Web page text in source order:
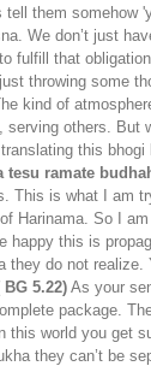
them somehow
We don’t just
fulfill that
throwing some
kind of
others. But
this
tesu ramate
This is what I am
of Harinama. So I
happy this is
they do not
5.22) As your
package.
this world you get
they can’t be